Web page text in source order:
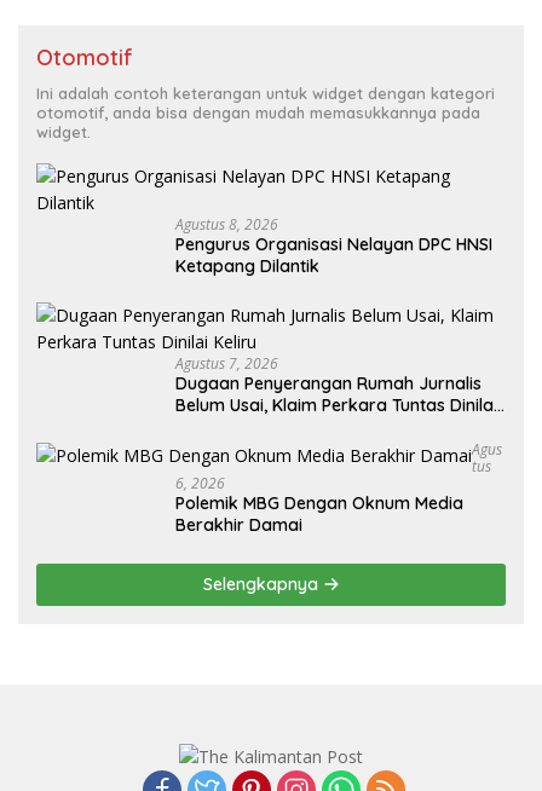
Otomotif
Ini adalah contoh keterangan untuk widget dengan kategori
otomotif, anda bisa dengan mudah memasukkannya pada
widget.
Agustus 8, 2026
Pengurus Organisasi Nelayan DPC HNSI
Ketapang Dilantik
Agustus 7, 2026
Dugaan Penyerangan Rumah Jurnalis
Belum Usai, Klaim Perkara Tuntas Dinilai
Agus
Tus
6, 2026
Polemik MBG Dengan Oknum Media
Berakhir Damai
Selengkapnya